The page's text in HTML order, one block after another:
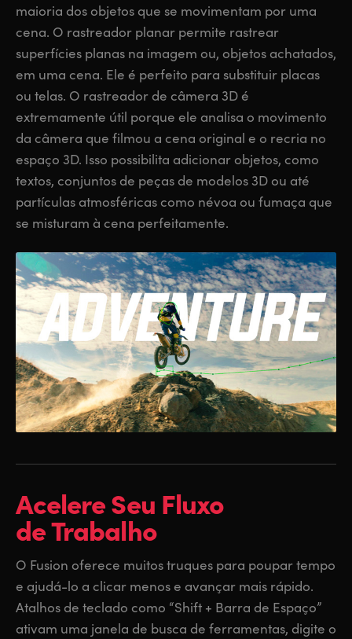
maioria dos objetos que se movimentam por uma
cena. O rastreador planar permite rastrear
superfícies planas na imagem ou, objetos achatados,
em uma cena. Ele é perfeito para substituir placas
ou telas. O rastreador de câmera 3D é
extremamente útil porque ele analisa o movimento
da câmera que filmou a cena original e o recria no
espaço 3D. Isso possibilita adicionar objetos, como
textos, conjuntos de peças de modelos 3D ou até
partículas atmosféricas como névoa ou fumaça que
se misturam à cena perfeitamente.
Acelere Seu Fluxo
de Trabalho
O Fusion oferece muitos truques para poupar tempo
e ajudá-lo a clicar menos e avançar mais rápido.
Atalhos de teclado como “Shift + Barra de Espaço”
ativam uma janela de busca de ferramentas, digite o